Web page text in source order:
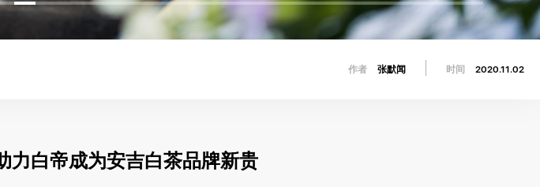
作者 张默闻 时间 2020.11.02
力白帝成为安吉白茶品牌新贵